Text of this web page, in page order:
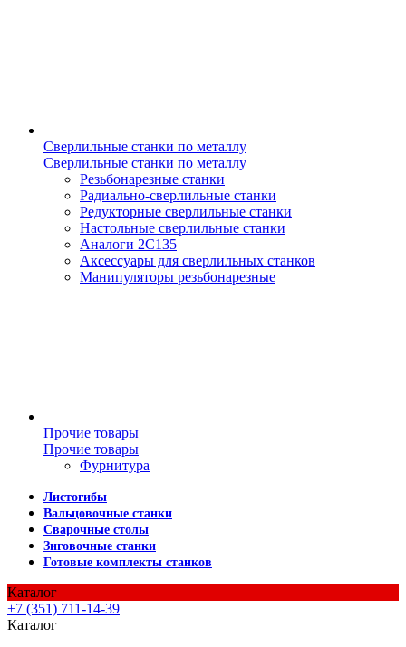
Сверлильные станки по металлу
Сверлильные станки по металлу
Резьбонарезные станки
Радиально-сверлильные станки
Редукторные сверлильные станки
Настольные сверлильные станки
Аналоги 2С135
Аксессуары для сверлильных станков
Манипуляторы резьбонарезные
Прочие товары
Прочие товары
Фурнитура
Листогибы
Вальцовочные станки
Сварочные столы
Зиговочные станки
Готовые комплекты станков
Каталог
+7 (351) 711-14-39
Каталог